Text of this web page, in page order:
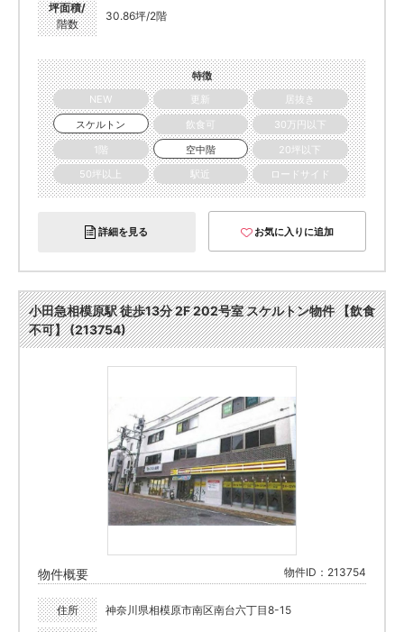
坪面積/
階数
30.86坪/2階
特徴
NEW
更新
居抜き
スケルトン
飲食可
30万円以下
1階
空中階
20坪以下
50坪以上
駅近 ロードサイド
詳細を見る お気に入りに追加
小田急相模原駅 徒歩13分 2F 202号室 スケルトン物件 【飲食
不可】 (213754)
物件概要 物件ID：213754
住所 神奈川県相模原市南区南台六丁目8-15